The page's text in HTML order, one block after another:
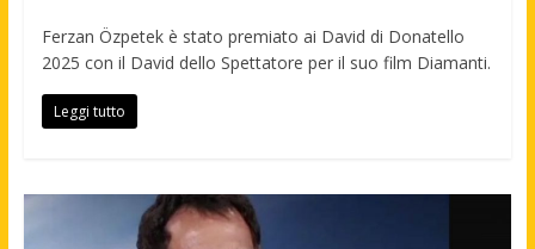
Ferzan Özpetek è stato premiato ai David di Donatello
2025 con il David dello Spettatore per il suo film Diamanti.
Leggi tutto